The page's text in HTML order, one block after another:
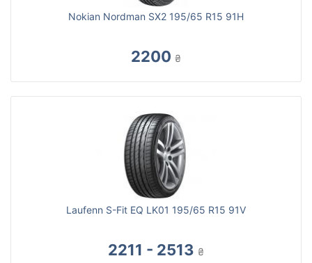
Nokian Nordman SX2 195/65 R15 91H
2200 ₴
Laufenn S-Fit EQ LK01 195/65 R15 91V
2211 - 2513 ₴